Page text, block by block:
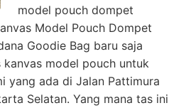
model pouch dompet
Model Pouch Dompet
Goodie Bag baru saja
model pouch untuk
yang ada di Jalan Pattimura
Selatan. Yang mana tas ini